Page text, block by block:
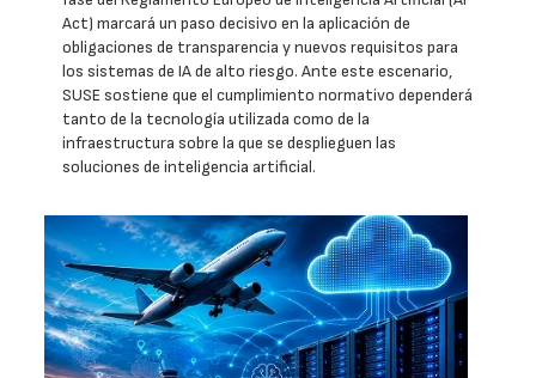
Act) marcará un paso decisivo en la aplicación de
obligaciones de transparencia y nuevos requisitos para
los sistemas de IA de alto riesgo. Ante este escenario,
SUSE sostiene que el cumplimiento normativo dependerá
tanto de la tecnología utilizada como de la
infraestructura sobre la que se desplieguen las
soluciones de inteligencia artificial.